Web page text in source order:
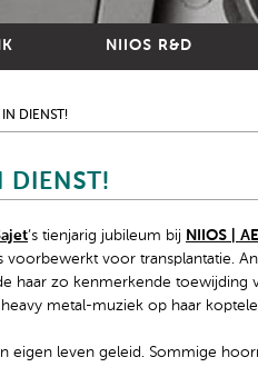
NIIOS R&D
IN DIENST!
DIENST!
’s tienjarig jubileum bij NIIOS |
voor transplantatie.
haar zo kenmerkende
metal-muziek op haar
eigen leven geleid. Sommige